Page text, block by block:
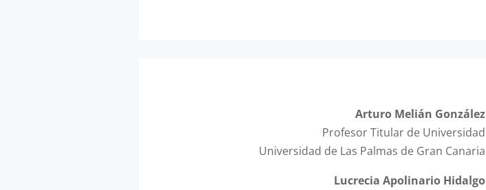
Arturo Melián González
Profesor Titular de Universidad
Universidad de Las Palmas de Gran Canaria
Lucrecia Apolinario Hidalgo